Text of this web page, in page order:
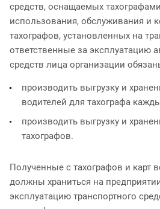
средств, оснащаемых
использования, обслуживания и
тахографов, установленных на
ответственные за эксплуатацию
средств лица организации
производить выгрузку и
водителей для тахографа
производить выгрузку и
тахографов.
Полученные с тахографов и карт
должны храниться на
эксплуатацию транспортного